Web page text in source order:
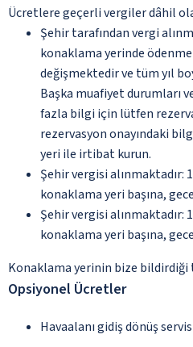
Ücretlere geçerli vergiler dâhil
Şehir tarafından vergi
konaklama yerinde
değişmektedir ve tüm yıl
Başka muafiyet durumları
fazla bilgi için lütfen
rezervasyon onayındaki
yeri ile irtibat kurun.
Şehir vergisi alınmaktadır:
konaklama yeri başına,
Şehir vergisi alınmaktadır:
konaklama yeri başına,
Konaklama yerinin bize
Opsiyonel Ücretler
Havaalanı gidiş dönüş